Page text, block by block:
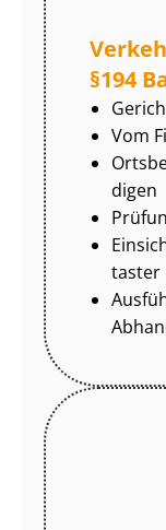
§194
Vom
di­gen
tas­ter